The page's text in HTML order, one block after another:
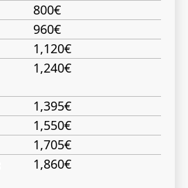
800€
960€
1,120€
1,240€
1,395€
1,550€
1,705€
1,860€